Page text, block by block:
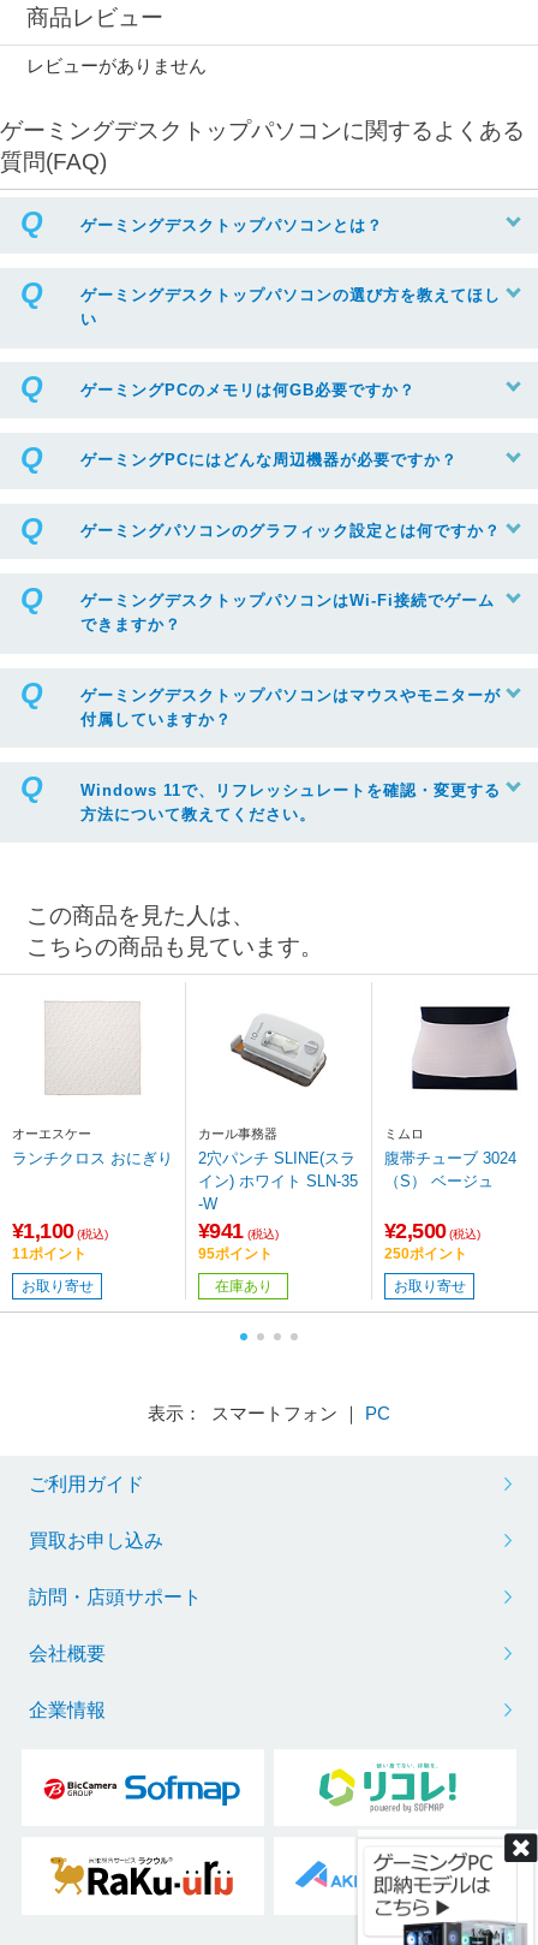
商品レビュー
レビューがありません
ゲーミングデスクトップパソコンに関するよくある
質問(FAQ)
ゲーミングデスクトップパソコンとは？
ゲーミングデスクトップパソコンの選び方を教えてほし
い
ゲーミングPCのメモリは何GB必要ですか？
ゲーミングPCにはどんな周辺機器が必要ですか？
ゲーミングパソコンのグラフィック設定とは何ですか？
ゲーミングデスクトップパソコンはWi-Fi接続でゲーム
できますか？
ゲーミングデスクトップパソコンはマウスやモニターが
付属していますか？
Windows 11で、リフレッシュレートを確認・変更する
方法について教えてください。
この商品を見た人は、
こちらの商品も見ています。
オーエスケー
ランチクロス おにぎり
¥1,100 (税込)
11ポイント
お取り寄せ
カール事務器
2穴パンチ SLINE(スラ
イン) ホワイト SLN-35
-W
¥941 (税込)
95ポイント
在庫あり
ミムロ
腹帯チューブ 3024
（S） ベージュ
¥2,500 (税込)
250ポイント
お取り寄せ
表示： スマートフォン ｜ PC
ご利用ガイド
買取お申し込み
訪問・店頭サポート
会社概要
企業情報